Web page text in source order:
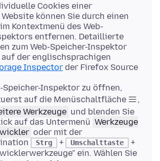
Cookies einer
können Sie durch einen
Kontextmenü des Web-
entfernen. Detaillierte
zum Web-Speicher-Inspektor
der englischsprachigen
Inspector der Firefox Source
Speicher-Inspektor zu öffnen,
auf die Menüschaltfläche
,
Werkzeuge und blenden Sie
auf das Untermenü Werkzeuge
oder mit der
Strg + Umschalttaste +
ein. Wählen Sie